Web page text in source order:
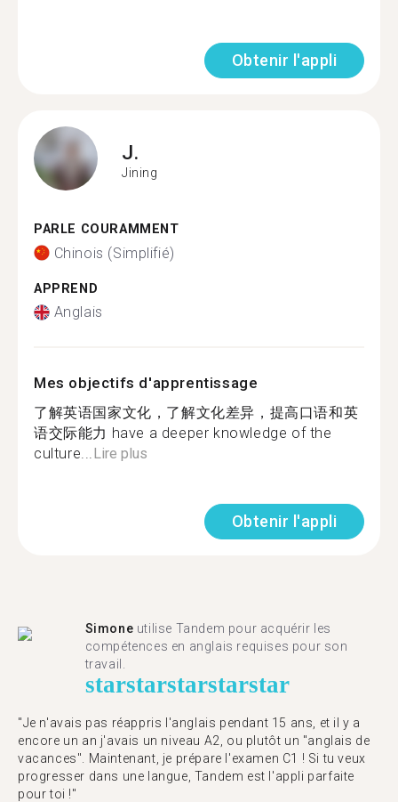
Obtenir l'appli
J.
Jining
PARLE COURAMMENT
Chinois (Simplifié)
APPREND
Anglais
Mes objectifs d'apprentissage
了解英语国家文化，了解文化差异，提高口语和英
语交际能力 have a deeper knowledge of the
culture...Lire plus
Obtenir l'appli
Simone utilise Tandem pour acquérir les
compétences en anglais requises pour son
travail.
starstarstarstarstar
"Je n'avais pas réappris l'anglais pendant 15 ans, et il y a
encore un an j'avais un niveau A2, ou plutôt un "anglais de
vacances". Maintenant, je prépare l'examen C1 ! Si tu veux
progresser dans une langue, Tandem est l'appli parfaite
pour toi !"